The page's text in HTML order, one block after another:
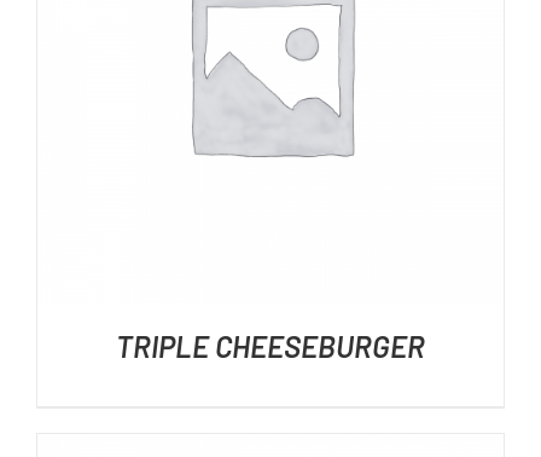
DÉTAILS
TRIPLE CHEESEBURGER